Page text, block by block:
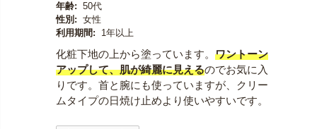
年齢: 50代
性別: 女性
利用期間:
1年以上
化粧下地の上から塗っています。 ワントーン
アップして、肌が綺麗に見えるのでお気に入
りです。首と腕にも使っていますが、クリー
ムタイプの日焼け止めより使いやすいです。